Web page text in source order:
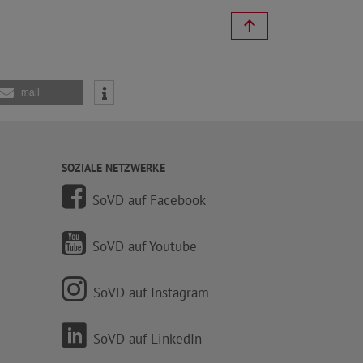
mail
SOZIALE NETZWERKE
SoVD auf Facebook
SoVD auf Youtube
SoVD auf Instagram
SoVD auf LinkedIn